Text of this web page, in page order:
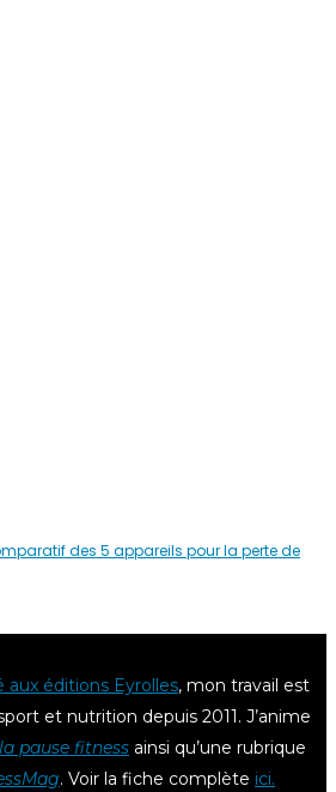
des 5 appareils pour la perte de
aux éditions Eyrolles, mon travail est
et nutrition depuis 2011. J’anime
la pause fitness ainsi qu’une rubrique
. Voir la fiche complète ici.